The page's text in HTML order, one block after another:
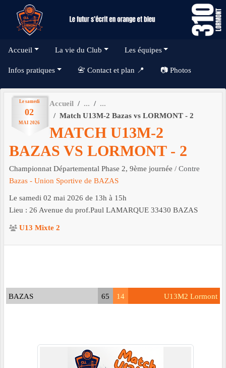
Accueil La vie du Club Les équipes
Infos pratiques 📇 Contact et plan 📍 📷 Photos
Le samedi
02
MAI 2026
Accueil
Match U13M-2 Bazas vs LORMONT - 2
MATCH U13M-2
BAZAS VS LORMONT - 2
Championnat Départemental Phase 2, 9ème journée / Contre
Bazas - Union Sportive de BAZAS
Le samedi 02 mai 2026 de 13h à 15h
Lieu : 26 Avenue du prof.Paul LAMARQUE 33430 BAZAS
U13 Mixte 2
BAZAS 65 14 U13M2 Lormont
Panneau de gestion des cookies